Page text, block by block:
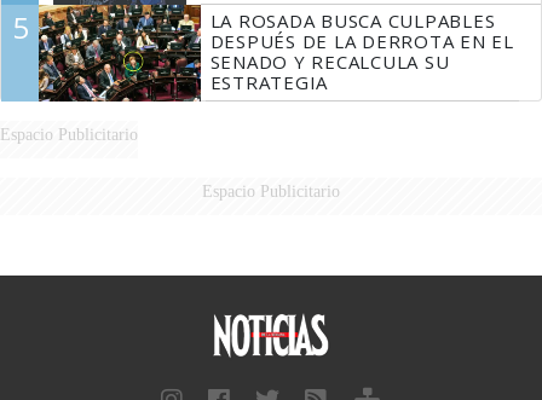
5
LA ROSADA BUSCA CULPABLES
DESPUÉS DE LA DERROTA EN EL
SENADO Y RECALCULA SU
ESTRATEGIA
Espacio Publicitario
Espacio Publicitario